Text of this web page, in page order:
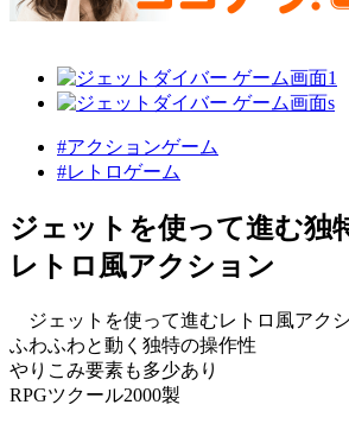
#アクションゲーム
#レトロゲーム
ジェットを使って進む独
レトロ風アクション
ジェットを使って進むレトロ風アク
ふわふわと動く独特の操作性
やりこみ要素も多少あり
RPGツクール2000製